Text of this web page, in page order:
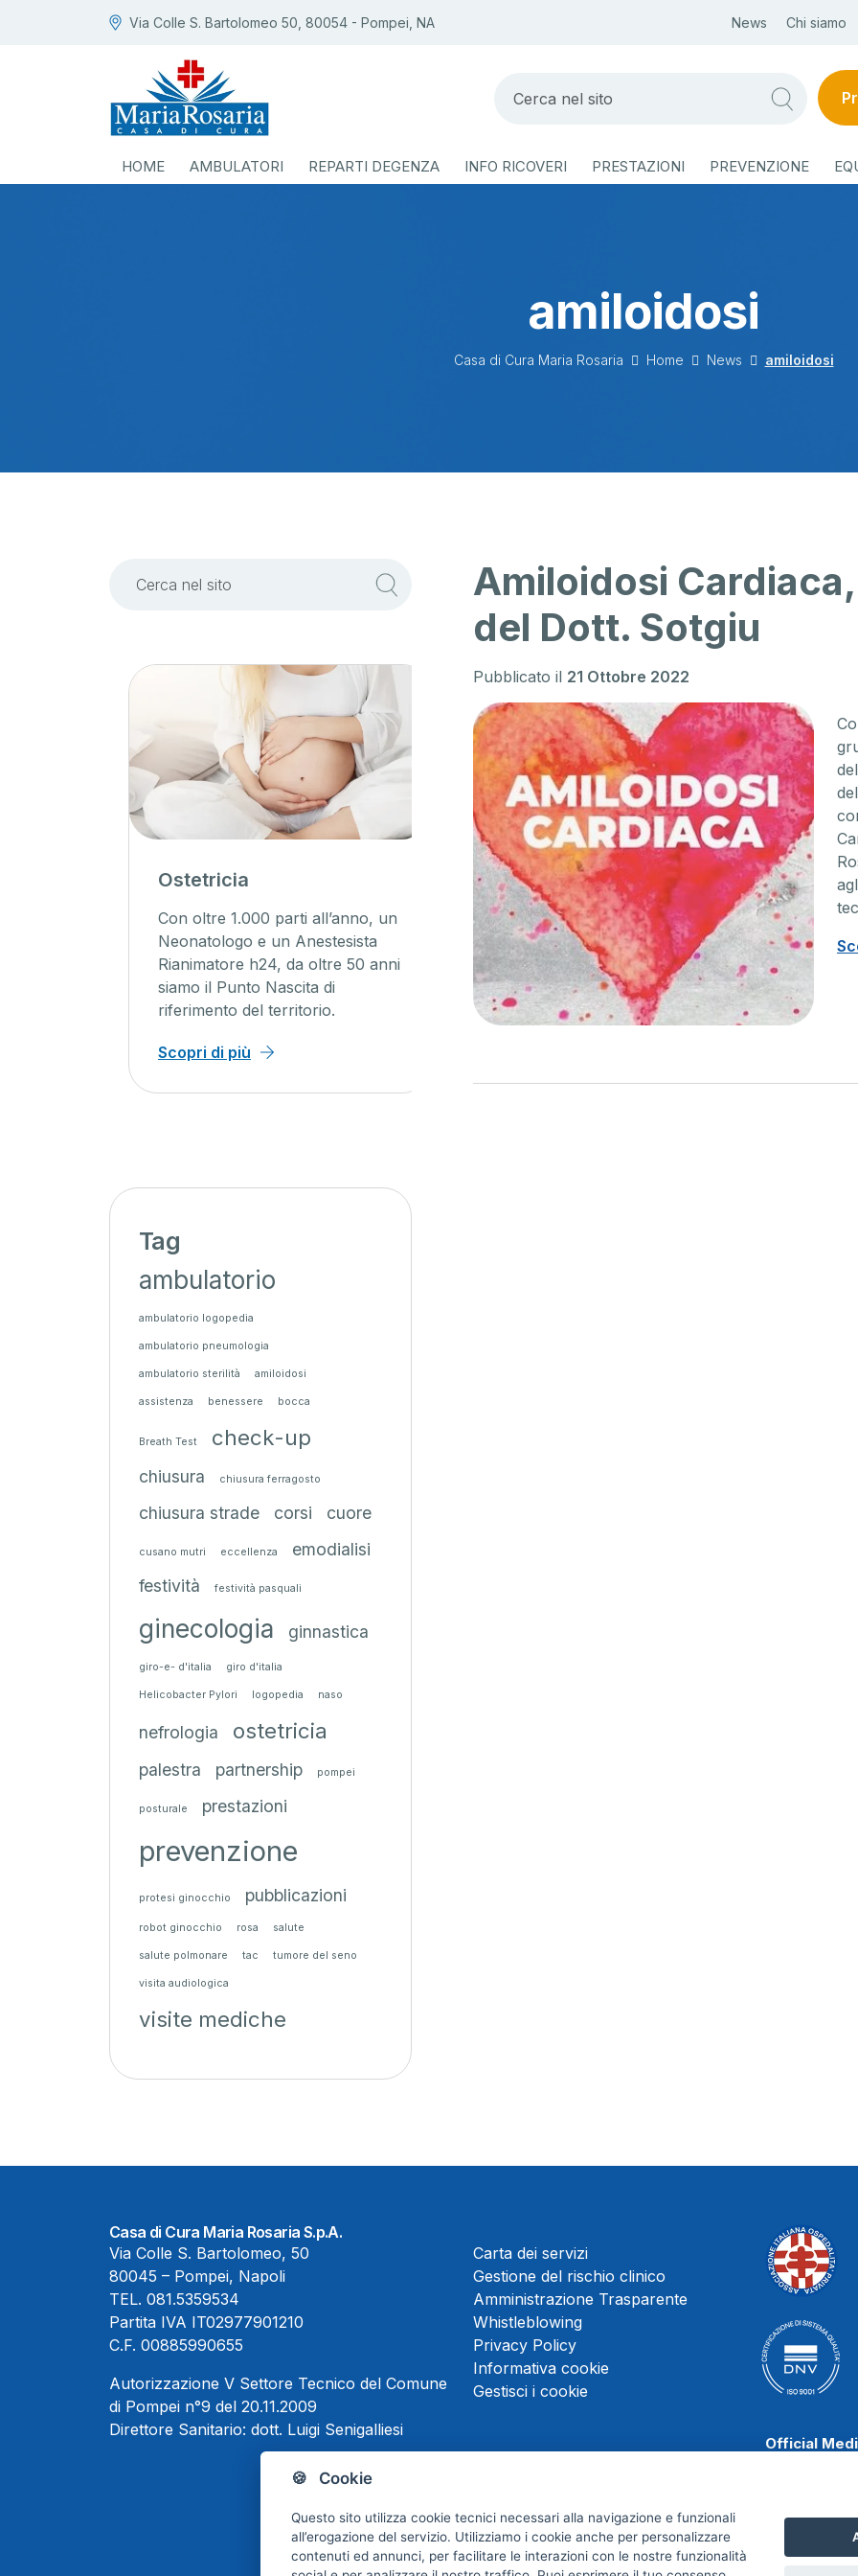
🍪 Cookie
Questo sito utilizza cookie tecnici necessari alla navigazione e funzionali
all’erogazione del servizio. Utilizziamo i cookie anche per personalizzare
contenuti ed annunci, per facilitare le interazioni con le nostre funzionalità
Via Colle S. Bartolomeo 50, 80054 - Pompei, NA News Chi siamo
HOME AMBULATORI REPARTI DEGENZA INFO RICOVERI PRESTAZIONI PREVENZIONE
amiloidosi
Casa di Cura Maria Rosaria Home News amiloidosi
Amiloidosi
del Dott. Sotgiu
Pubblicato il 21 Ottobre 2022
Ostetricia
Con oltre 1.000 parti all’anno, un
Neonatologo e un Anestesista
Rianimatore h24, da oltre 50 anni
siamo il Punto Nascita di
riferimento del territorio.
Scopri di più
Unità cuore
La cardiologia a 360°: i nostri
specialisti sono presenti sia in
ambulatorio che in reparto, ti
assistiamo dalla diagnosi alla cura
all’elettrofisiologia.
La
Tag
ambulatorio
ambulatorio logopedia
ambulatorio pneumologia
ambulatorio sterilità amiloidosi
assistenza benessere bocca
Breath Test check-up
chiusura chiusura ferragosto
chiusura strade corsi cuore
cusano mutri eccellenza
emodialisi
festività
festività pasquali
ginecologia ginnastica
giro-e- d'italia giro d'italia
Helicobacter Pylori logopedia naso
nefrologia ostetricia
palestra partnership pompei
posturale prestazioni
prevenzione
protesi ginocchio pubblicazioni
robot ginocchio rosa salute
salute polmonare tac tumore del seno
visita audiologica
visite mediche
Casa di Cura Maria Rosaria S.p.A.
Via Colle S. Bartolomeo, 50
80045 – Pompei, Napoli
TEL. 081.5359534
Partita IVA IT02977901210
C.F. 00885990655
Autorizzazione V Settore Tecnico del Comune
di Pompei n°9 del 20.11.2009
Direttore Sanitario: dott. Luigi Senigalliesi
Carta dei servizi
Gestione del rischio clinico
Amministrazione Trasparente
Whistleblowing
Privacy Policy
Informativa cookie
Gestisci i cookie
Official
Scafati